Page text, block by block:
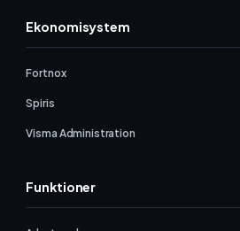
Ekonomisystem
Fortnox
Spiris
Visma Administration
Funktioner